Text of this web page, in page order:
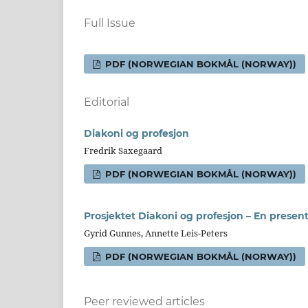
Full Issue
PDF (NORWEGIAN BOKMÅL (NORWAY))
Editorial
Diakoni og profesjon
Fredrik Saxegaard
PDF (NORWEGIAN BOKMÅL (NORWAY))
Prosjektet Diakoni og profesjon – En
Gyrid Gunnes, Annette Leis-Peters
PDF (NORWEGIAN BOKMÅL (NORWAY))
Peer reviewed articles